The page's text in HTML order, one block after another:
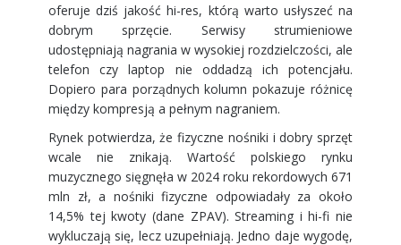
oferuje dziś jakość hi-res, którą warto usłyszeć na
dobrym sprzęcie. Serwisy strumieniowe
udostępniają nagrania w wysokiej rozdzielczości, ale
telefon czy laptop nie oddadzą ich potencjału.
Dopiero para porządnych kolumn pokazuje różnicę
między kompresją a pełnym nagraniem.
Rynek potwierdza, że fizyczne nośniki i dobry sprzęt
wcale nie znikają. Wartość polskiego rynku
muzycznego sięgnęła w 2024 roku rekordowych 671
mln zł, a nośniki fizyczne odpowiadały za około
14,5% tej kwoty (dane ZPAV). Streaming i hi-fi nie
wykluczają się, lecz uzupełniają. Jedno daje wygodę,